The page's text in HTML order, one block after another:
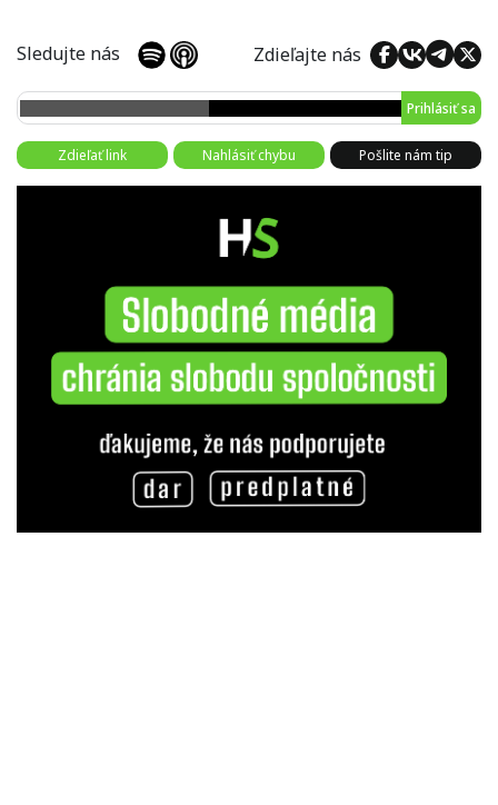
Sledujte nás Zdieľajte nás
Prihlásiť sa
Zdieľať link Nahlásiť chybu Pošlite nám tip